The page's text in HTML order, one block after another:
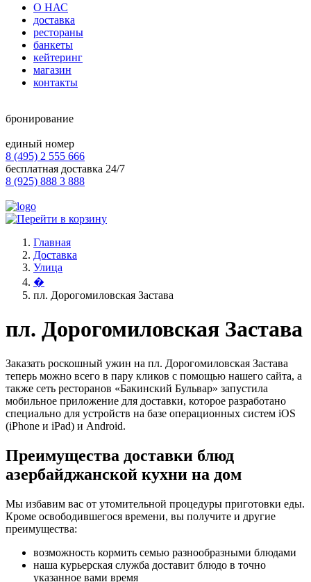
О НАС
доставка
рестораны
банкеты
кейтеринг
магазин
контакты
бронирование
единый номер
8 (495) 2 555 666
бесплатная доставка 24/7
8 (925) 888 3 888
Главная
Доставка
Улица
�
пл. Дорогомиловская Застава
пл. Дорогомиловская Застава
Заказать роскошный ужин на пл. Дорогомиловская Застава
теперь можно всего в пару кликов с помощью нашего сайта, а
также сеть ресторанов «Бакинский Бульвар» запустила
мобильное приложение для доставки, которое разработано
специально для устройств на базе операционных систем iOS
(iPhone и iPad) и Android.
Преимущества доставки блюд
азербайджанской кухни на дом
Мы избавим вас от утомительной процедуры приготовки еды.
Кроме освободившегося времени, вы получите и другие
преимущества:
возможность кормить семью разнообразными блюдами
наша курьерская служба доставит блюдо в точно
указанное вами время